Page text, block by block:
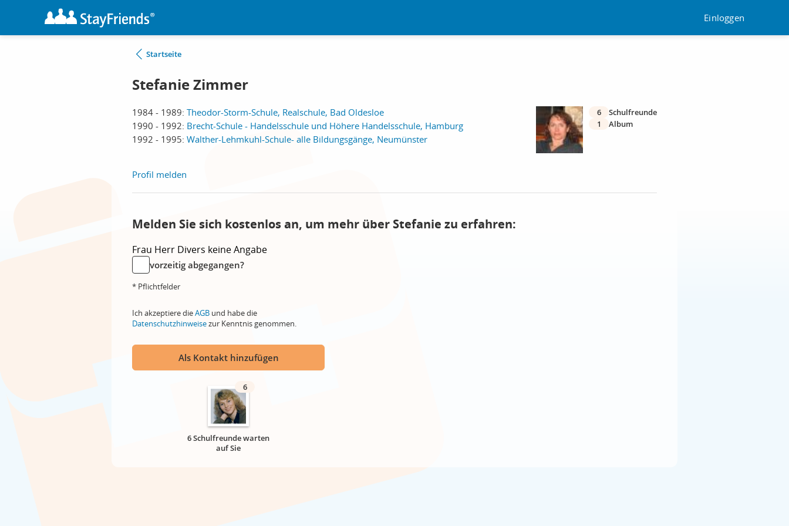
Einloggen
Startseite
Stefanie Zimmer
1984 - 1989: Theodor-Storm-Schule, Realschule, Bad Oldesloe
1990 - 1992: Brecht-Schule - Handelsschule und Höhere Handelsschule, Hamburg
1992 - 1995: Walther-Lehmkuhl-Schule- alle Bildungsgänge, Neumünster
6
Schulfreunde
1
Album
Profil melden
Melden Sie sich kostenlos an, um mehr über Stefanie zu erfahren:
Frau Herr Divers keine Angabe
vorzeitig abgegangen?
* Pflichtfelder
Ich akzeptiere dieAGB und habe die
Datenschutzhinweisezur Kenntnis genommen.
Als Kontakt hinzufügen
6
6 Schulfreunde warten
auf Sie